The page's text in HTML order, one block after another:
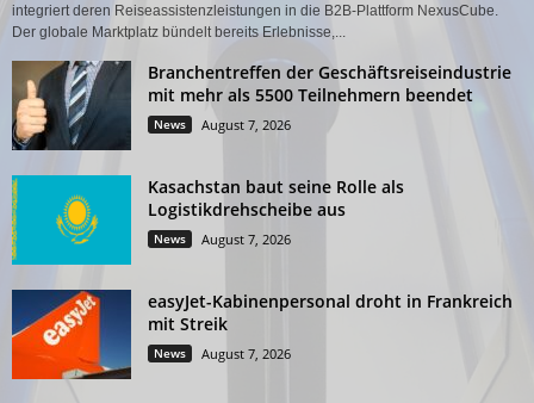
integriert deren Reiseassistenzleistungen in die B2B-Plattform NexusCube.
Der globale Marktplatz bündelt bereits Erlebnisse,...
Branchentreffen der Geschäftsreiseindustrie
mit mehr als 5500 Teilnehmern beendet
News August 7, 2026
Kasachstan baut seine Rolle als
Logistikdrehscheibe aus
News August 7, 2026
easyJet-Kabinenpersonal droht in Frankreich
mit Streik
News August 7, 2026